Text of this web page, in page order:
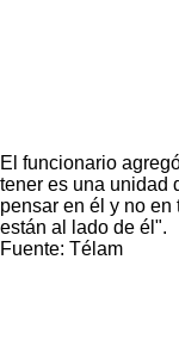
El funcionario
tener es una unidad
pensar en él y no
están al lado de él".
Fuente: Télam